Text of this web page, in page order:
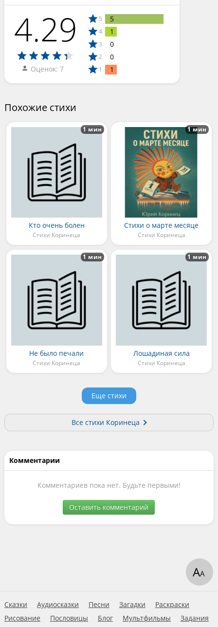
4.29
Оценок: 7
5 5
4 1
3 0
2 0
1 1
Похожие стихи
Кто очень болен
Стихи Коринеца
1 мин
Стихи о марте месяце
Стихи Коринеца
1 мин
Не было печали
Стихи Коринеца
1 мин
Лошадиная сила
Стихи Коринеца
1 мин
Еще стихи
Все стихи Коринеца
Комментарии
Комментариев пока нет. Будьте первыми!
Оставить комментарий
Сказки Аудиосказки Песни Загадки
Раскраски
Рисование
Пословицы Блог Мультфильмы Задания
АА